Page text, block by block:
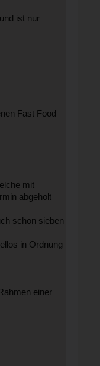
ist nur
Fast Food
mit
abgeholt
schon sieben
in Ordnung
einer